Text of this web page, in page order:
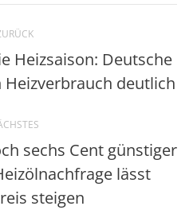
Vorheriger
Beitrag:
Heizsaison: Deutsche
deutlich
Nächster
Beitrag:
sechs Cent günstiger
lässt
steigen